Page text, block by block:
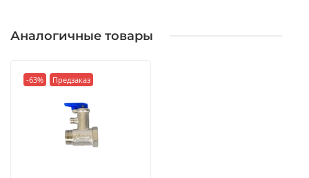
Аналогичные товары
-63% Предзаказ